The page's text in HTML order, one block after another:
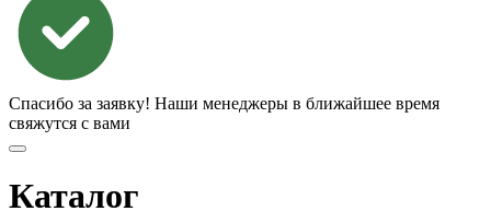
Спасибо за заявку! Наши менеджеры в ближайшее время
свяжутся с вами
Каталог